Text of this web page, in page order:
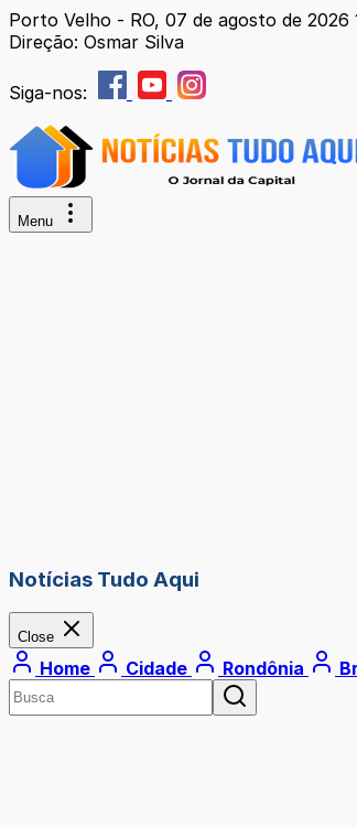
Porto Velho - RO, 07 de agosto de 2026
Direção: Osmar Silva
Siga-nos:
Menu
Notícias Tudo Aqui
Close
Home Cidade Rondônia